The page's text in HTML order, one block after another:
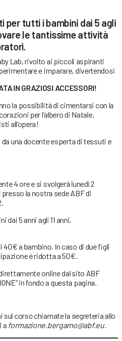
per tutti i bambini dai 5 agli
le tantissime attività
Lab, rivolto ai piccoli aspiranti
e imparare, divertendosi
IN GRAZIOSI ACCESSORI!
la possibilità di cimentarsi con la
per l’albero di Natale,
all’opera!
una docente esperta di tessuti e
4 ore e si svolgerà lunedì 2
presso la nostra sede ABF di
dai 5 anni agli 11 anni,
a bambino. In caso di due figli
è ridotta a 50€.
online dal sito ABF
in fondo a questa pagina.
corso chiamate la segreteria allo
a formazione.bergamo@abf.eu.